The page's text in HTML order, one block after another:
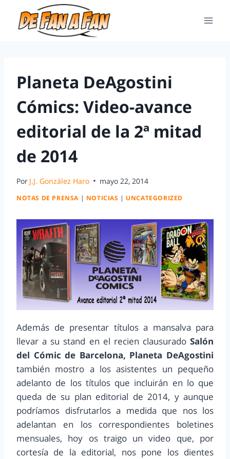
Planeta DeAgostini
Cómics: Video-avance
editorial de la 2ª mitad
de 2014
Por J.J. González Haro mayo 22, 2014
NOTAS DE PRENSA | NOTICIAS | UNCATEGORIZED
Además de presentar títulos a mansalva para
llevar a su stand en el recien clausuradoSalón
del Cómic de Barcelona, Planeta DeAgostini
también mostro a los asistentes un pequeño
adelanto de los títulos que incluirán en lo que
queda de su plan editorial de 2014, y aunque
podríamos disfrutarlos a medida que nos los
adelantan en los correspondientes boletines
mensuales, hoy os traigo un video que, por
cortesía de la editorial, nos pone los dientes